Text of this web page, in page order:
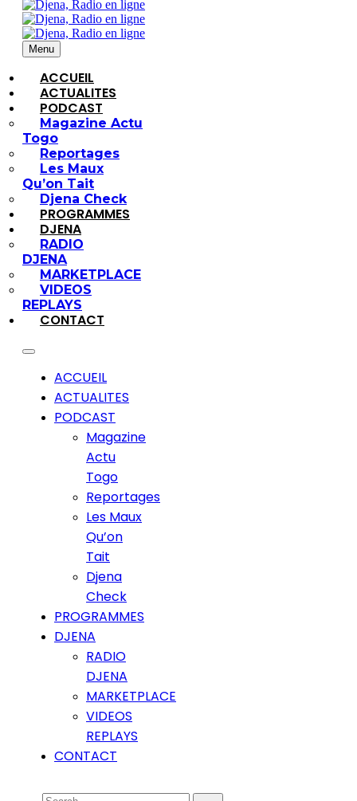
Menu
ACCUEIL
ACTUALITES
PODCAST
Magazine Actu
Togo
Reportages
Les Maux
Qu’on Tait
Djena Check
PROGRAMMES
DJENA
RADIO
DJENA
MARKETPLACE
VIDEOS
REPLAYS
CONTACT
ACCUEIL
ACTUALITES
PODCAST
Magazine
Actu
Togo
Reportages
Les Maux
Qu’on
Tait
Djena
Check
PROGRAMMES
DJENA
RADIO
DJENA
MARKETPLACE
VIDEOS
REPLAYS
CONTACT